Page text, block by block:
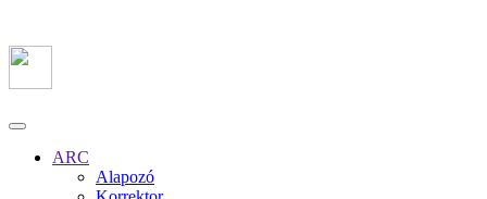
ARC
Alapozó